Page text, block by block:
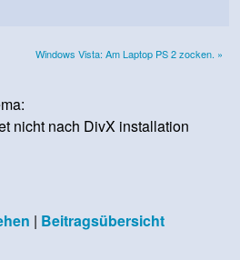
Windows Vista: Am Laptop PS 2 zocken. »
nicht nach DivX installation
| Beitragsübersicht